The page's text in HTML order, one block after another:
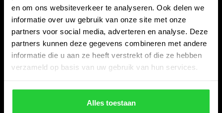
en om ons websiteverkeer te analyseren. Ook delen we
informatie over uw gebruik van onze site met onze
partners voor social media, adverteren en analyse. Deze
partners kunnen deze gegevens combineren met andere
informatie die u aan ze heeft verstrekt of die ze hebben
verzameld op basis van uw gebruik van hun services.
Alles toestaan
Bespanracket.nl is dé racketspecialist van Lelystad en
omstreken.
Snijdersstraat 6
8224 AA Lelystad